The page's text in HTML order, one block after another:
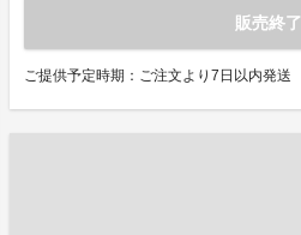
販売終了
ご提供予定時期：ご注文より7日以内発送